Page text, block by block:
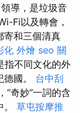
導，是垃圾音
Fi以及轉會，
寄和三個清真
化 外燴 seo 關
指不同文化的外
國。 台中刮
“奇妙”一詞的含
草屯按摩推